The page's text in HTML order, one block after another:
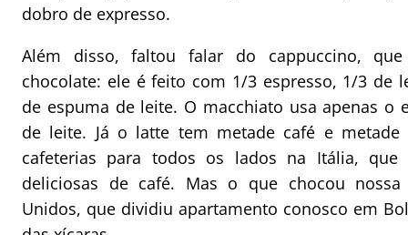
dobro de expresso.
Além disso, faltou falar do cappuccino,
chocolate: ele é feito com 1/3 espresso, 1/3 de
de espuma de leite. O macchiato usa apenas o
de leite. Já o latte tem metade café e metade
cafeterias para todos os lados na Itália, que
deliciosas de café. Mas o que chocou nossa
Unidos, que dividiu apartamento conosco em